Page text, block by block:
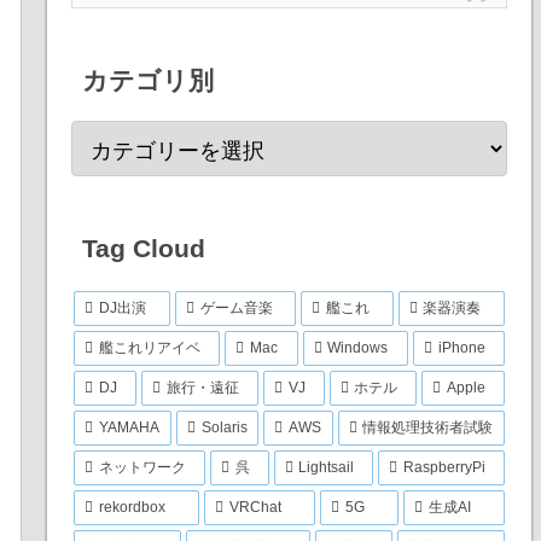
カテゴリ別
Tag Cloud
DJ出演 ゲーム音楽 艦これ 楽器演奏
艦これリアイベ Mac Windows iPhone
DJ 旅行・遠征 VJ ホテル Apple
YAMAHA Solaris AWS 情報処理技術者試験
ネットワーク 呉 Lightsail RaspberryPi
rekordbox VRChat 5G 生成AI